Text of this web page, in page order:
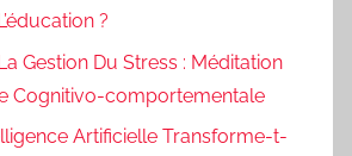
?
Gestion Du Stress : Méditation
Cognitivo-comportementale
Artificielle Transforme-t-